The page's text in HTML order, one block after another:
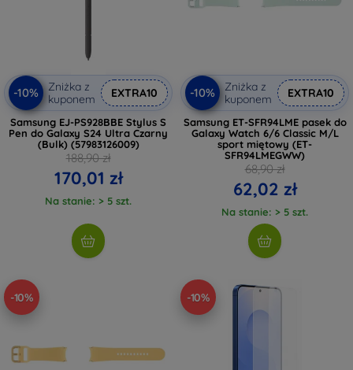
-10%
Zniżka z
kuponem
EXTRA10
Samsung EJ-PS928BBE Stylus S
Pen do Galaxy S24 Ultra Czarny
(Bulk) (57983126009)
188,90 zł
170,01 zł
Na stanie: > 5 szt.
-10%
Zniżka z
kuponem
EXTRA10
Samsung ET-SFR94LME pasek do
Galaxy Watch 6/6 Classic M/L
sport miętowy (ET-
SFR94LMEGWW)
68,90 zł
62,02 zł
Na stanie: > 5 szt.
-10% -10%